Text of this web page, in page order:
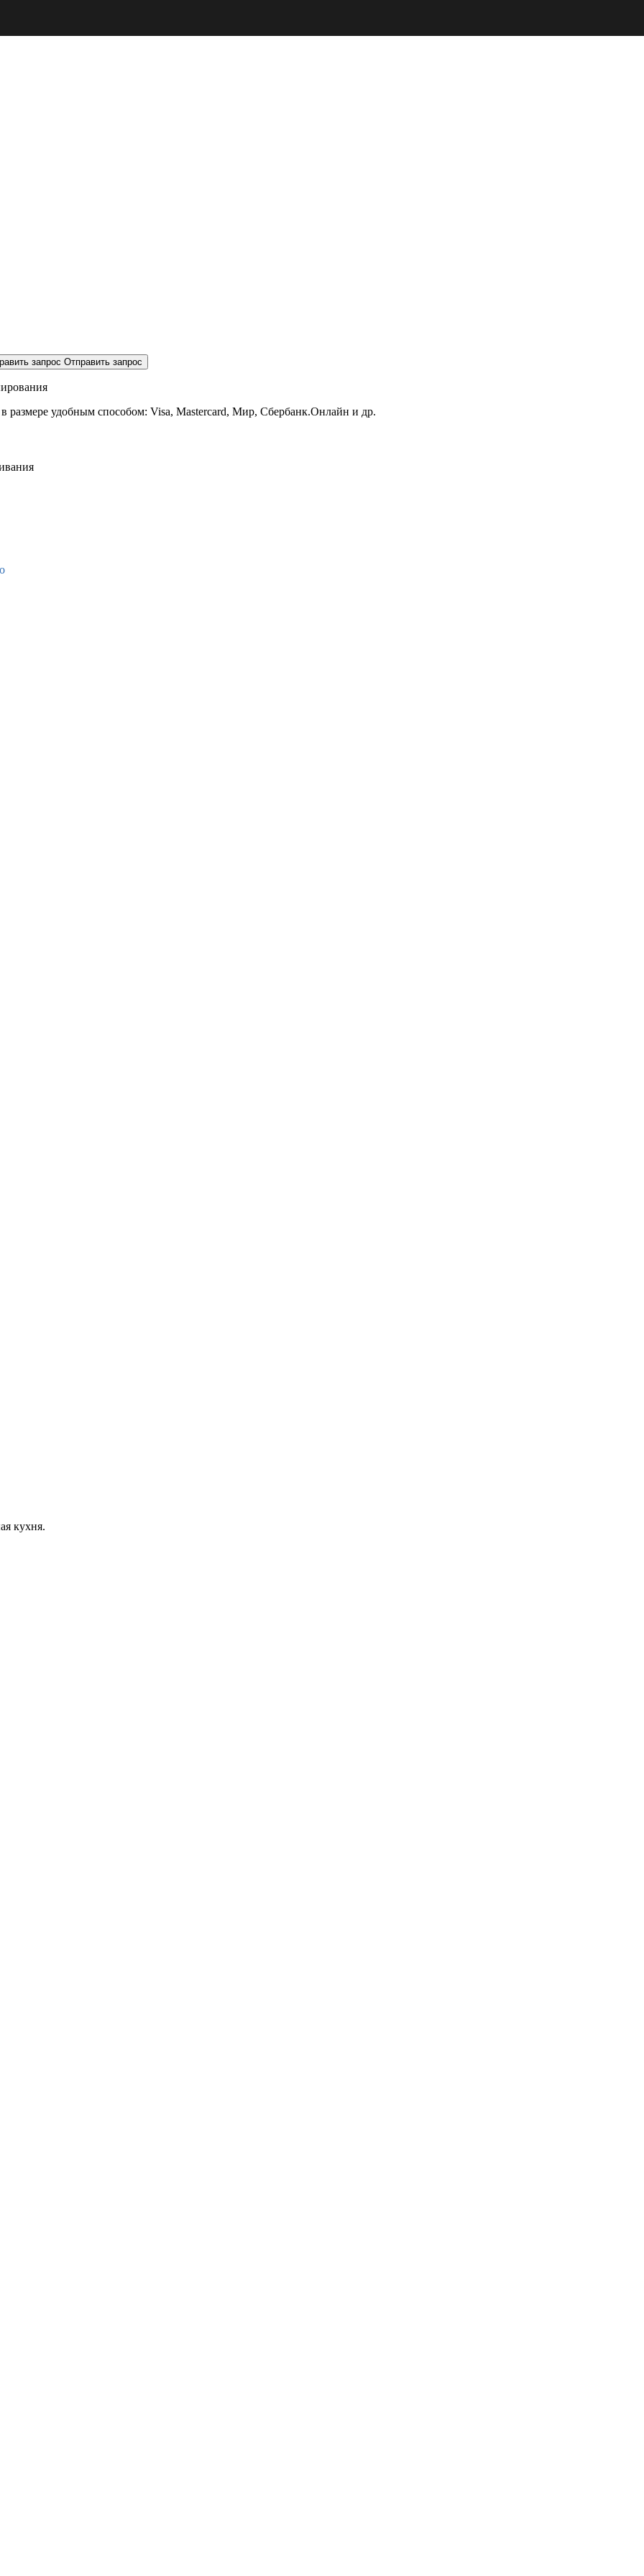
запрос Отправить запрос
размере удобным способом: Visa, Mastercard, Мир, Сбербанк.Онлайн и др.
кухня.